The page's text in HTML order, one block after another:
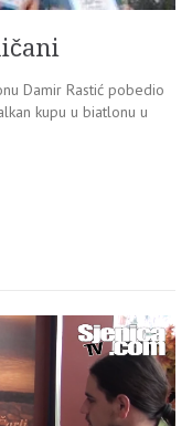
Damir Rastić pobedio
kupu u biatlonu u